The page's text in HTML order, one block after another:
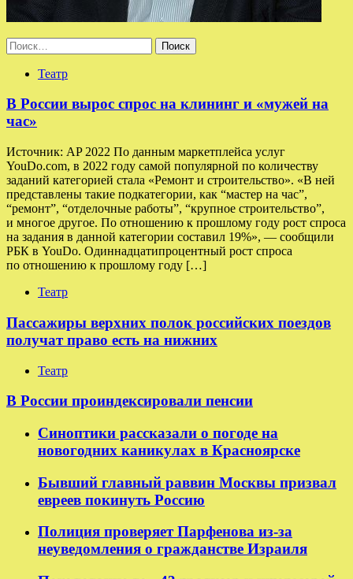
Найти:
Театр
В России вырос спрос на клининг и «мужей на
час»
Источник: AP 2022 По данным маркетплейса услуг
YouDo.com, в 2022 году самой популярной по количеству
заданий категорией стала «Ремонт и строительство». «В ней
представлены такие подкатегории, как “мастер на час”,
“ремонт”, “отделочные работы”, “крупное строительство”,
и многое другое. По отношению к прошлому году рост спроса
на задания в данной категории составил 19%», — сообщили
РБК в YouDo. Одиннадцатипроцентный рост спроса
по отношению к прошлому году […]
Театр
Пассажиры верхних полок российских поездов
получат право есть на нижних
Театр
В России проиндексировали пенсии
Синоптики рассказали о погоде на
новогодних каникулах в Красноярске
Бывший главный раввин Москвы призвал
евреев покинуть Россию
Полиция проверяет Парфенова из-за
неуведомления о гражданстве Израиля